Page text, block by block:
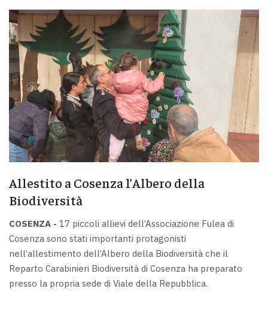
Allestito a Cosenza l’Albero della
Biodiversità
COSENZA - 17 piccoli allievi dell’Associazione Fulea di
Cosenza sono stati importanti protagonisti
nell’allestimento dell’Albero della Biodiversità che il
Reparto Carabinieri Biodiversità di Cosenza ha preparato
presso la propria sede di Viale della Repubblica.